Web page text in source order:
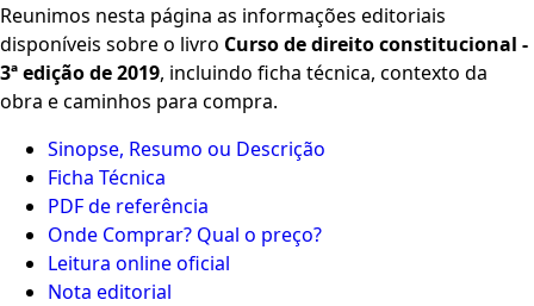
Reunimos nesta página as informações editoriais
disponíveis sobre o livro Curso de direito constitucional -
3ª edição de 2019, incluindo ficha técnica, contexto da
obra e caminhos para compra.
Sinopse, Resumo ou Descrição
Ficha Técnica
PDF de referência
Onde Comprar? Qual o preço?
Leitura online oficial
Nota editorial